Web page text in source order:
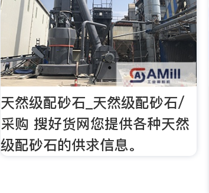
天然级配砂石_天然级配砂石/
采购 搜好货网您提供各种天然
级配砂石的供求信息。